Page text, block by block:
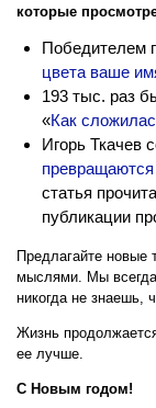
которые
Победителем
цвета ваше
193 тыс. раз
«Как
Игорь Ткачев
статья
публикации
Предлагайте новые
мыслями. Мы
никогда не знаешь,
Жизнь
ее лучше.
С Новым годом!